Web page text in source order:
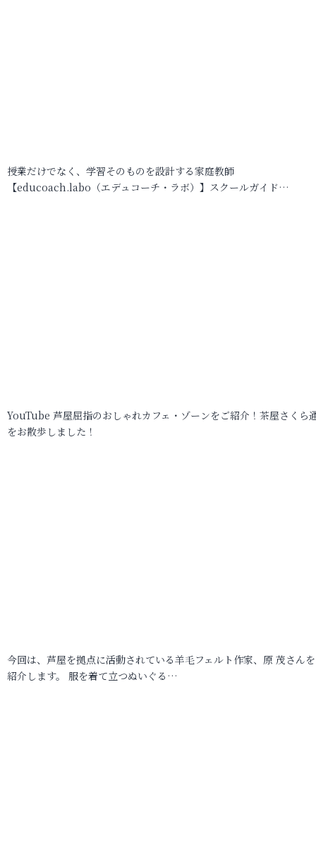
授業だけでなく、学習そのものを設計する家庭教師
【educoach.labo（エデュコーチ・ラボ）】スクールガイド…
YouTube 芦屋屈指のおしゃれカフェ・ゾーンをご紹介！茶屋さくら
をお散歩しました！
今回は、芦屋を拠点に活動されている羊毛フェルト作家、原 茂さん
紹介します。 服を着て立つぬいぐる…